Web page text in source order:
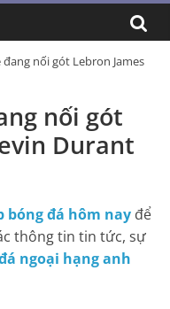
nối gót Lebron James
nối gót
Durant
bóng đá hôm nay để
thông tin tin tức, sự
ngoại hạng anh